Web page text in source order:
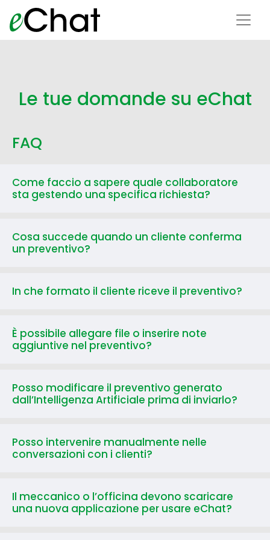
Le tue domande su eChat
FAQ
Come faccio a sapere quale collaboratore
sta gestendo una specifica richiesta?
Cosa succede quando un cliente conferma
un preventivo?
In che formato il cliente riceve il preventivo?
È possibile allegare file o inserire note
aggiuntive nel preventivo?
Posso modificare il preventivo generato
dall’Intelligenza Artificiale prima di inviarlo?
Posso intervenire manualmente nelle
conversazioni con i clienti?
Il meccanico o l’officina devono scaricare
una nuova applicazione per usare eChat?